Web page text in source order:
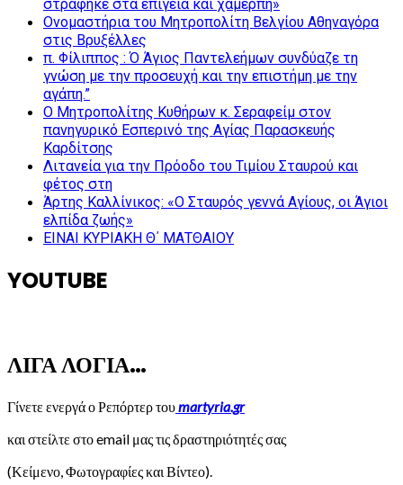
στράφηκε στα επίγεια και χαμερπή»
Ονομαστήρια του Μητροπολίτη Βελγίου Αθηναγόρα
στις Βρυξέλλες
π. Φίλιππος : Ό Άγιος Παντελεήμων συνδύαζε τη
γνώση με την προσευχή και την επιστήμη με την
αγάπη.”
Ο Μητροπολίτης Κυθήρων κ. Σεραφείμ στον
πανηγυρικό Εσπερινό της Αγίας Παρασκευής
Καρδίτσης
Λιτανεία για την Πρόοδο του Τιμίου Σταυρού και
φέτος στη
Άρτης Καλλίνικος: «Ο Σταυρός γεννά Αγίους, οι Άγιοι
ελπίδα ζωής»
ΕΙΝΑΙ ΚΥΡΙΑΚΗ Θ΄ ΜΑΤΘΑΙΟΥ
YOUTUBE
ΛΙΓΑ ΛΟΓΙΑ…
Γίνετε ενεργά ο Ρεπόρτερ τουmartyria.gr
και στείλτε στο email μας τις δραστηριότητές σας
(Κείμενο, Φωτογραφίες και Βίντεο).